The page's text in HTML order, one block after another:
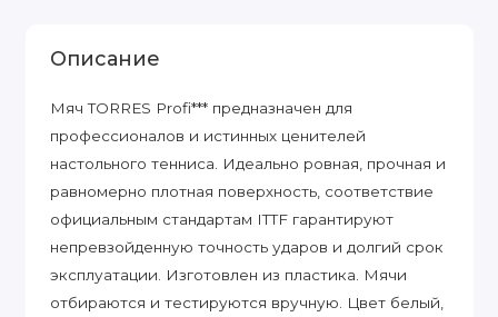
Описание
Мяч TORRES Profi*** предназначен для
профессионалов и истинных ценителей
настольного тенниса. Идеально ровная, прочная и
равномерно плотная поверхность, соответствие
официальным стандартам ITTF гарантируют
непревзойденную точность ударов и долгий срок
эксплуатации. Изготовлен из пластика. Мячи
отбираются и тестируются вручную. Цвет белый,